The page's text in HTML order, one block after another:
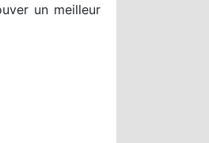
un meilleur